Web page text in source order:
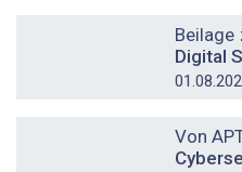
Beilage
Digital
Von